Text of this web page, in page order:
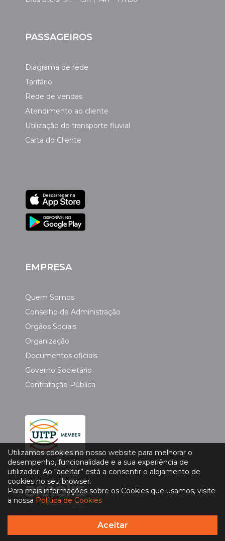
PASSAGEIROS
Diagrama de rede
Tarifário
Rede de vendas
Atendimento ao cliente
Utilização do transporte fluvial
Carta do Cliente
EMPRESA
Quem Somos
Conselho de Administração
Orgãos Sociais
Organização
Documentos oficiais
Governo Societário
Contratação Pública
Política de Privacidade|Política de Cookies
Utilizamos cookies no nosso website para melhorar o
desempenho, funcionalidade e a sua experiência de
utilizador. Ao “aceitar” está a consentir o alojamento de
cookies no seu browser.
Para mais informações sobre os Cookies que usamos, visite
a nossa Política de Cookies
Aceitar